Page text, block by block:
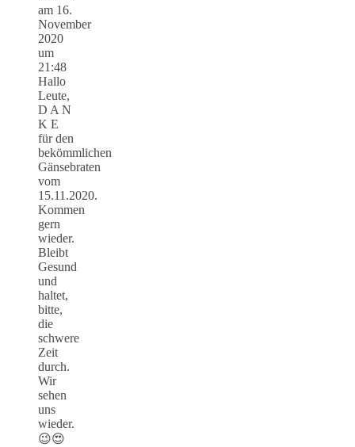
am 16.
November
2020
um
21:48
Hallo
Leute,
D A N
K E
für den
bekömmlichen
Gänsebraten
vom
15.11.2020.
Kommen
gern
wieder.
Bleibt
Gesund
und
haltet,
bitte,
die
schwere
Zeit
durch.
Wir
sehen
uns
wieder.
😉😍